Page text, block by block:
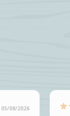
08/2026